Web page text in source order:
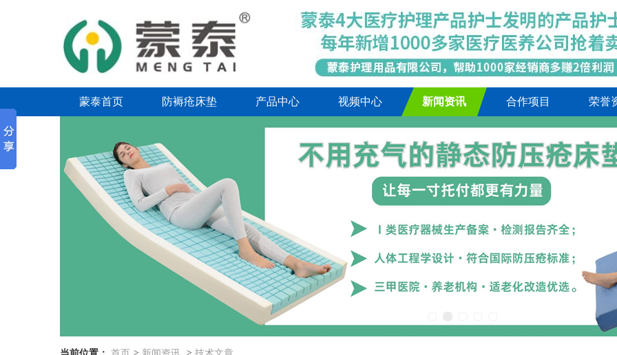
蒙泰首页 防褥疮床垫 产品中心 视频中心 新闻资讯 合作项目 荣誉